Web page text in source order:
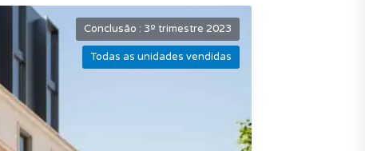
Conclusão : 3º trimestre 2023
Todas as unidades vendidas